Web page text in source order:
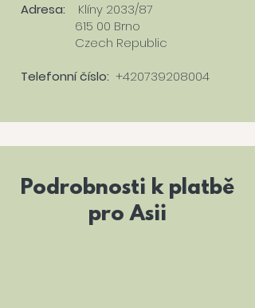
Adresa:
Klíny 2033/87
615 00 Brno
Czech Republic
Telefonní číslo: +420739208004
Podrobnosti k platbě
pro Asii